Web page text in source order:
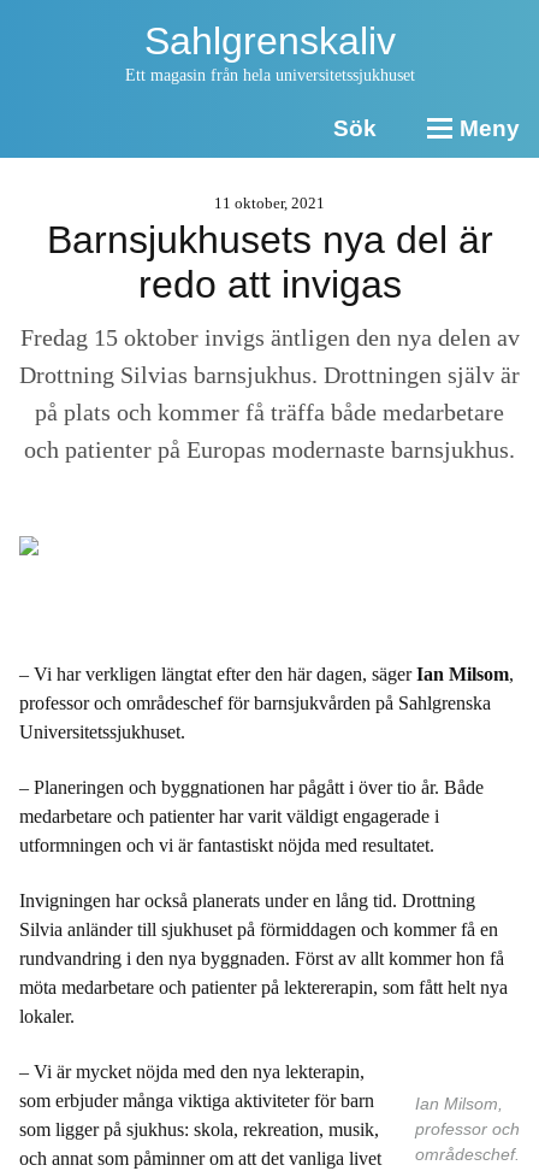
Sahlgrenskaliv
Ett magasin från hela universitetssjukhuset
Sök Meny
11 oktober, 2021
Barnsjukhusets nya del är
redo att invigas
Fredag 15 oktober invigs äntligen den nya delen av
Drottning Silvias barnsjukhus. Drottningen själv är
på plats och kommer få träffa både medarbetare
och patienter på Europas modernaste barnsjukhus.
– Vi har verkligen längtat efter den här dagen, sägerIan Milsom,
professor och områdeschef för barnsjukvården på Sahlgrenska
Universitetssjukhuset.
– Planeringen och byggnationen har pågått i över tio år. Både
medarbetare och patienter har varit väldigt engagerade i
utformningen och vi är fantastiskt nöjda med resultatet.
Invigningen har också planerats under en lång tid. Drottning
Silvia anländer till sjukhuset på förmiddagen och kommer få en
rundvandring i den nya byggnaden. Först av allt kommer hon få
möta medarbetare och patienter på lektererapin, som fått helt nya
lokaler.
Ian Milsom,
professor och
områdeschef.
– Vi är mycket nöjda med den nya lekterapin,
som erbjuder många viktiga aktiviteter för barn
som ligger på sjukhus: skola, rekreation, musik,
och annat som påminner om att det vanliga livet